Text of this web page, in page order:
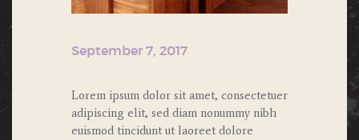
September 7, 2017
Lorem ipsum dolor sit amet, consectetuer
adipiscing elit, sed diam nonummy nibh
euismod tincidunt ut laoreet dolore